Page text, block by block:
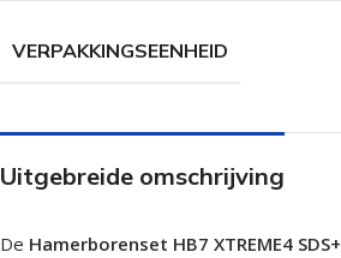
VERPAKKINGSEENHEID
Uitgebreide omschrijving
De Hamerborenset HB7 XTREME4 SDS+